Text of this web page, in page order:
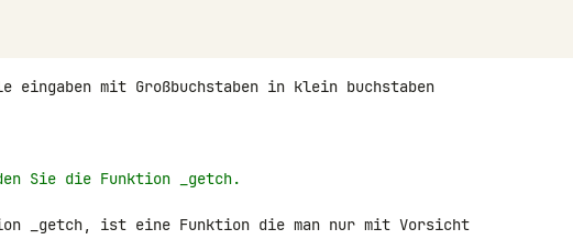
eingaben mit Großbuchstaben in klein buchstaben
Sie die Funktion _getch.
_getch, ist eine Funktion die man nur mit Vorsicht